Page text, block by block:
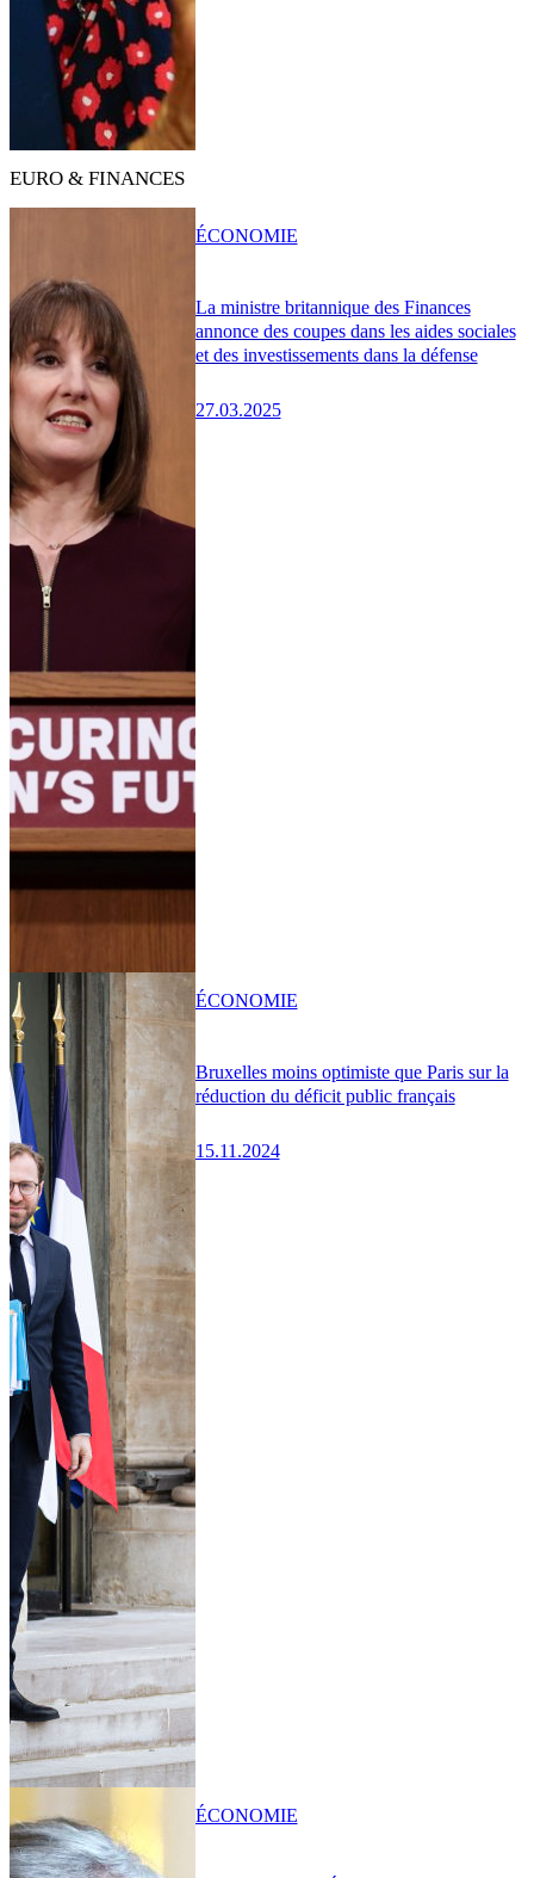
EURO & FINANCES
La ministre britannique des Finances
annonce des coupes dans les aides sociales
et des investissements dans la défense
27.03.2025
ÉCONOMIE
Bruxelles moins optimiste que Paris sur la
réduction du déficit public français
15.11.2024
ÉCONOMIE
ÉCONOMIE